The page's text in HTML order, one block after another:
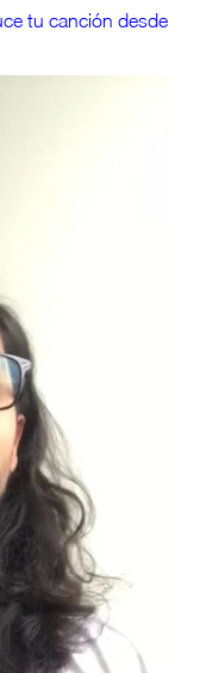
tu canción desde